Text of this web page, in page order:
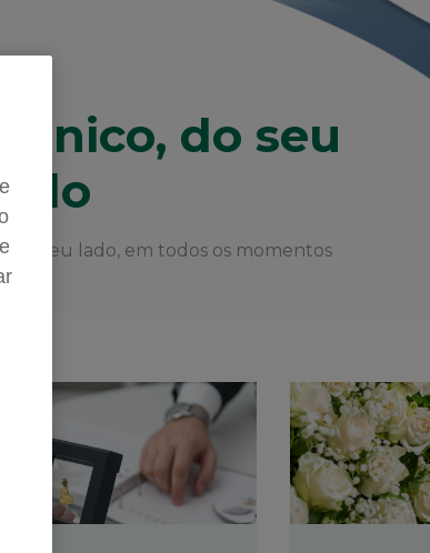
acessível a
famílias
perto de si, como soluções e
personalizado